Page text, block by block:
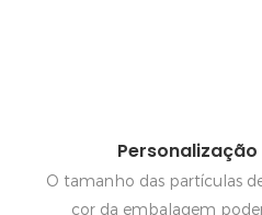
O tamanho das partículas
cor da embalagem